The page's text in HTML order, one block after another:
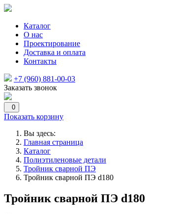
Каталог
О нас
Проектирование
Доставка и оплата
Контакты
+7 (960) 881-00-03
Заказать звонок
0
Показать корзину
Вы здесь:
Главная страница
Каталог
Полиэтиленовые детали
Тройник сварной ПЭ
Тройник сварной ПЭ d180
Тройник сварной ПЭ d180